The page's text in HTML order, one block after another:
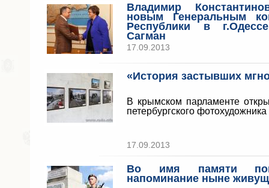
Владимир
новым Генеральным
Республики в
Сагман
17.09.2013
«История застывших
В крымском парламенте
петербургского
17.09.2013
Во имя памяти
напоминание ныне